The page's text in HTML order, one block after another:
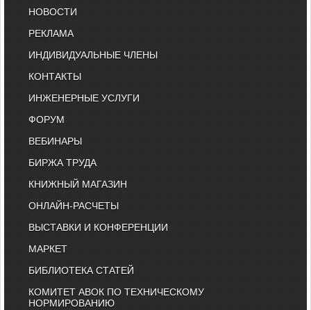
НОВОСТИ
РЕКЛАМА
ИНДИВИДУАЛЬНЫЕ ЧЛЕНЫ
КОНТАКТЫ
ИНЖЕНЕРНЫЕ УСЛУГИ
ФОРУМ
ВЕБИНАРЫ
БИРЖА ТРУДА
КНИЖНЫЙ МАГАЗИН
ОНЛАЙН-РАСЧЕТЫ
ВЫСТАВКИ И КОНФЕРЕНЦИИ
МАРКЕТ
БИБЛИОТЕКА СТАТЕЙ
КОМИТЕТ АВОК ПО ТЕХНИЧЕСКОМУ
НОРМИРОВАНИЮ